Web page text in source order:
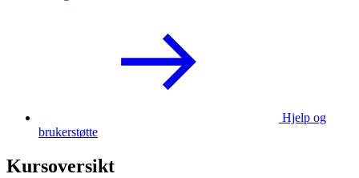
Hjelp og
brukerstøtte
Kursoversikt